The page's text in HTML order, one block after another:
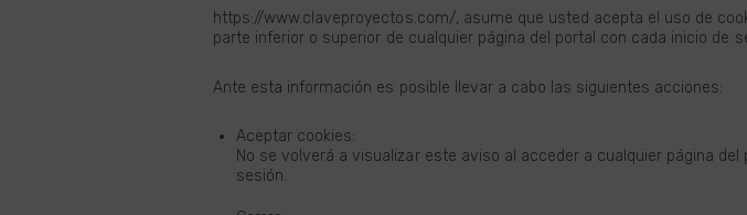
https://www.claveproyectos.com/, asume que usted acepta el uso de
parte inferior o superior de cualquier página del portal con cada inicio de
Ante esta información es posible llevar a cabo las siguientes acciones:
Aceptar cookies:
No se volverá a visualizar este aviso al acceder a cualquier página
sesión.